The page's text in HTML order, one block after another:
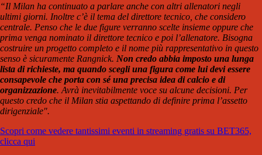
“Il Milan ha continuato a parlare anche con altri allenatori negli
ultimi giorni. Inoltre c’è il tema del direttore tecnico, che considero
centrale. Penso che le due figure verranno scelte insieme oppure che
prima venga nominato il direttore tecnico e poi l’allenatore. Bisogna
costruire un progetto completo e il nome più rappresentativo in questo
senso è sicuramente Rangnick. Non credo abbia imposto una lunga
lista di richieste, ma quando scegli una figura come lui devi essere
consapevole che porta con sé una precisa idea di calcio e di
organizzazione. Avrà inevitabilmente voce su alcune decisioni. Per
questo credo che il Milan stia aspettando di definire prima l’assetto
dirigenziale".
Scopri come vedere tantissimi eventi in streaming gratis su BET365,
clicca qui